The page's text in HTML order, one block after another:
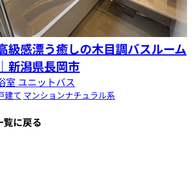
級感漂う癒しの木目調バスルーム
｜新潟県長岡市
室 ユニットバス
建て マンションナチュラル系
に戻る